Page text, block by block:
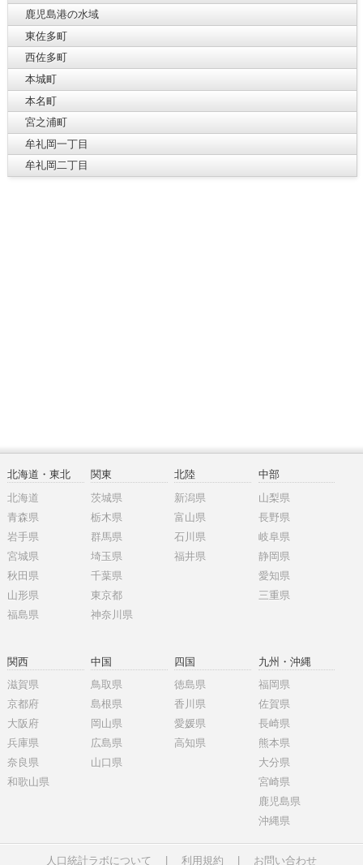
鹿児島港の水域
東佐多町
西佐多町
本城町
本名町
宮之浦町
牟礼岡一丁目
牟礼岡二丁目
北海道・東北
北海道
青森県
岩手県
宮城県
秋田県
山形県
福島県
関東
茨城県
栃木県
群馬県
埼玉県
千葉県
東京都
神奈川県
北陸
新潟県
富山県
石川県
福井県
中部
山梨県
長野県
岐阜県
静岡県
愛知県
三重県
関西
滋賀県
京都府
大阪府
兵庫県
奈良県
和歌山県
中国
鳥取県
島根県
岡山県
広島県
山口県
四国
徳島県
香川県
愛媛県
高知県
九州・沖縄
福岡県
佐賀県
長崎県
熊本県
大分県
宮崎県
鹿児島県
沖縄県
人口統計ラボについて 利用規約 お問い合わせ